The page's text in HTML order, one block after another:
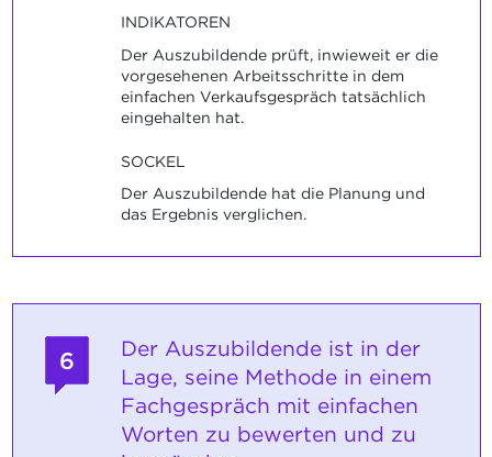
INDIKATOREN
Der Auszubildende prüft, inwieweit er die
vorgesehenen Arbeitsschritte in dem
einfachen Verkaufsgespräch tatsächlich
eingehalten hat.
SOCKEL
Der Auszubildende hat die Planung und
das Ergebnis verglichen.
6
Der Auszubildende ist in der
Lage, seine Methode in einem
Fachgespräch mit einfachen
Worten zu bewerten und zu